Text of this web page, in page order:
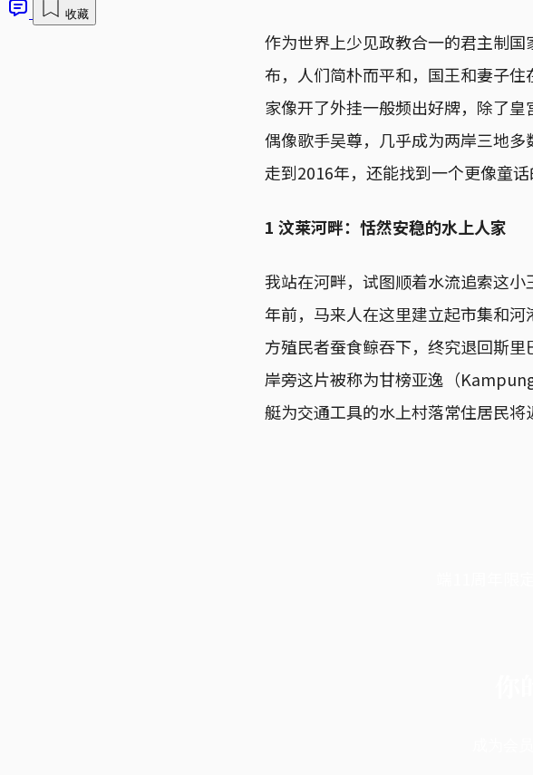
收藏
作为世界上少见政教合一的君主制
布，人们简朴而平和，国王和妻子
家像开了外挂一般频出好牌，除了
偶像歌手吴尊，几乎成为两岸三地
走到2016年，还能找到一个更像童话
1 汶莱河畔：恬然安稳的水上人家
我站在河畔，试图顺着水流追索这
年前，马来人在这里建立起市集和
方殖民者蚕食鲸吞下，终究退回斯里
岸旁这片被称为甘榜亚逸（
艇为交通工具的水上村落常住居民将